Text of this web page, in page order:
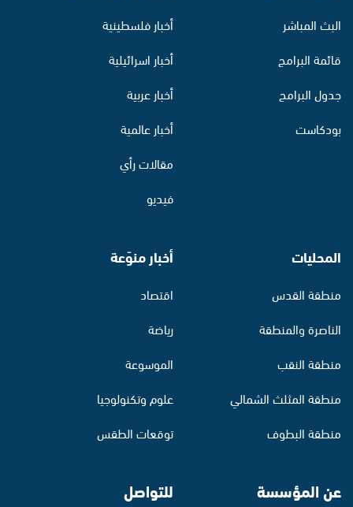
البث المباشر
قائمة البرامج
جدول البرامج
بودكاست
أخبار فلسطينية
أخبار اسرائيلية
أخبار عربية
أخبار عالمية
مقالات رأي
فيديو
المحليات
منطقة القدس
الناصرة والمنطقة
منطقة النقب
منطقة المثلث الشمالي
منطقة البطوف
أخبار منوّعة
اقتصاد
رياضة
الموسوعة
علوم وتكنولوجيا
توقعات الطقس
عن المؤسسة للتواصل